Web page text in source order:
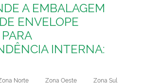
A EMBALAGEM
ENVELOPE
INTERNA:
Norte Zona Oeste Zona Sul